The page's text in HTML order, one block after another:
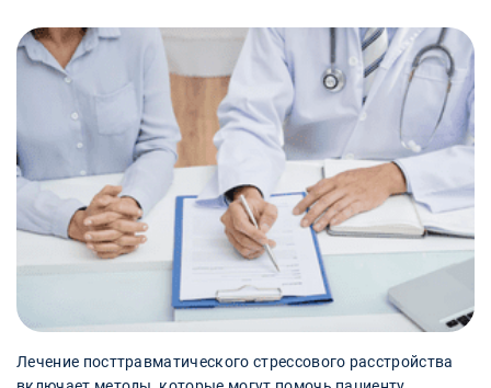
Лечение посттравматического стрессового расстройства